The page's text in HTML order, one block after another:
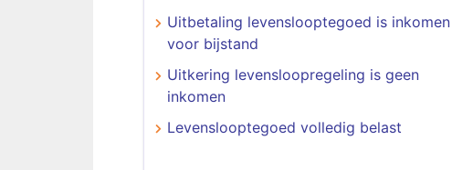
Uitbetaling levenslooptegoed is inkomen
voor bijstand
Uitkering levensloopregeling is geen
inkomen
Levenslooptegoed volledig belast